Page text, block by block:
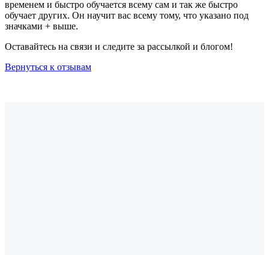
временем и быстро обучается всему сам и так же быстро
обучает других. Он научит вас всему тому, что указано под
значками + выше.
Оставайтесь на связи и следите за рассылкой и блогом!
Вернуться к отзывам